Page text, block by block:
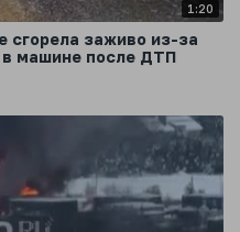
1:20
сгорела заживо из-за
в машине после ДТП